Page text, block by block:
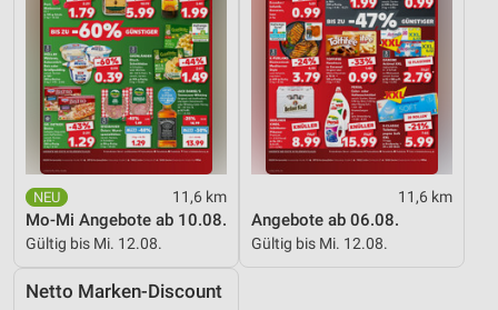
11,6 km
Mo-Mi Angebote ab 10.08.
Gültig bis Mi. 12.08.
11,6 km
Angebote ab 06.08.
Gültig bis Mi. 12.08.
Netto Marken-Discount
Verwendung reduzierter Daten zur Auswahl von
Werbeanzeigen
Erstellung von Profilen für personalisierte
Werbung
Verwendung von Profilen zur Auswahl
personalisierter Werbung
Erstellung von Profilen zur Personalisierung
von Inhalten
personalisierter Inhalte